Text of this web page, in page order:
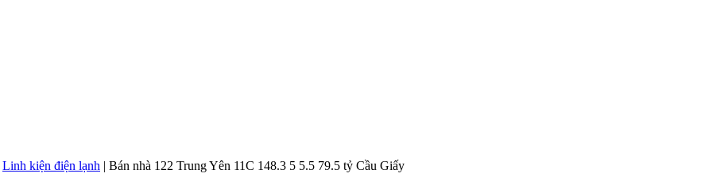
Linh kiện điện lạnh | Bán nhà 122 Trung Yên 11C 148.3 5 5.5 79.5 tỷ Cầu Giấy